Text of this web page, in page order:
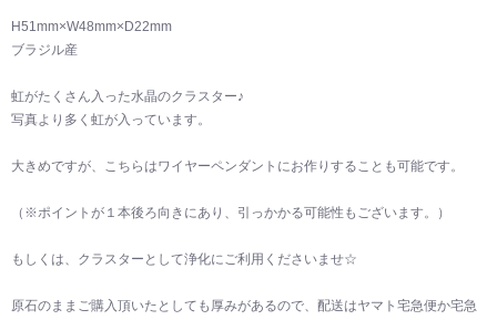
H51mm×W48mm×D22mm
ブラジル産
虹がたくさん入った水晶のクラスター♪
写真より多く虹が入っています。
大きめですが、こちらはワイヤーペンダントにお作りすることも可能です。
（※ポイントが１本後ろ向きにあり、引っかかる可能性もございます。）
もしくは、クラスターとして浄化にご利用くださいませ☆
原石のままご購入頂いたとしても厚みがあるので、配送はヤマト宅急便か宅急